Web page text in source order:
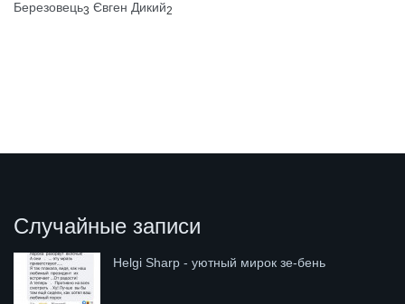
Березовець3 Євген Дикий2
Случайные записи
Helgi Sharp - уютный мирок зе-бень